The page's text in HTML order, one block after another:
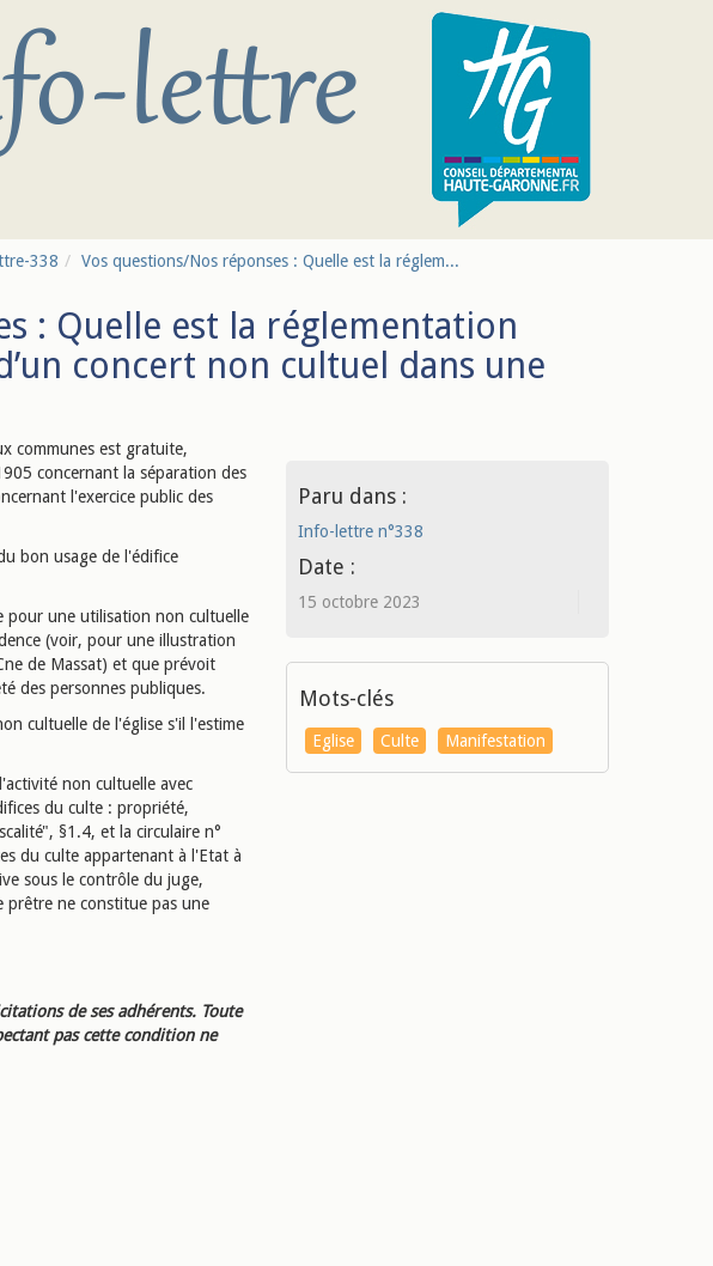
338 Vos questions/Nos réponses : Quelle est la réglem...
: Quelle est la réglementation
concert non cultuel dans une
communes est gratuite,
concernant la séparation des
l'exercice public des
bon usage de l'édifice
pour une utilisation non cultuelle
(voir, pour une illustration
de Massat) et que prévoit
des personnes publiques.
cultuelle de l'église s'il l'estime
non cultuelle avec
du culte : propriété,
§1.4, et la circulaire n°
du culte appartenant à l'Etat à
sous le contrôle du juge,
prêtre ne constitue pas une
de ses adhérents. Toute
pas cette condition ne
Paru dans :
Info-lettre n°338
Date :
15 octobre 2023
Mots-clés
Eglise Culte Manifestation